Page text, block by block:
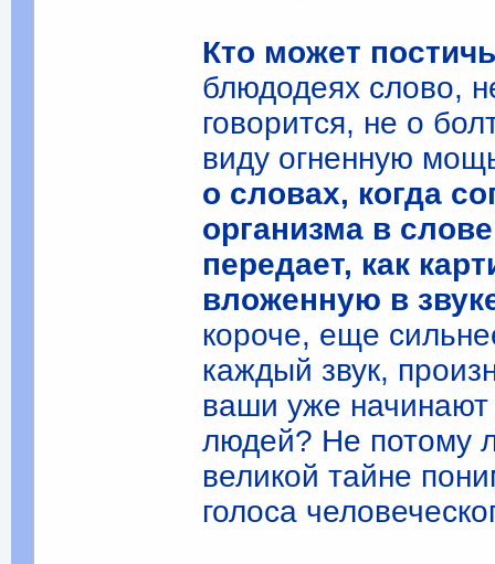
Кто может
блюдодеях слово,
говорится, не о
виду огненную
о словах, когда
организма в
передает, как
вложенную в
короче, еще
каждый звук,
ваши уже начинают
людей? Не потому
великой тайне
голоса